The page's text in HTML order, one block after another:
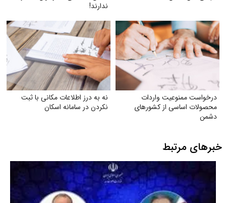
ندارند!
درخواست ممنوعیت واردات
محصولات اساسی از کشورهای
دشمن
نه به درز اطلاعات مکانی با ثبت
نکردن در سامانه اسکان
خبرهای مرتبط